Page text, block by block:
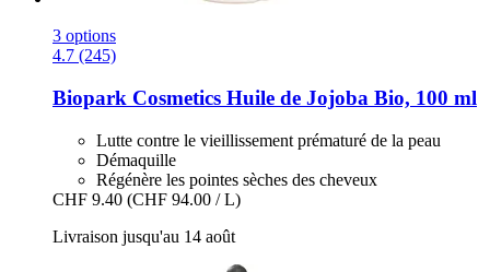
3 options
4.7 (245)
Biopark Cosmetics Huile de Jojoba Bio, 100 ml
Lutte contre le vieillissement prématuré de la peau
Démaquille
Régénère les pointes sèches des cheveux
CHF 9.40 (CHF 94.00 / L)
Livraison jusqu'au 14 août